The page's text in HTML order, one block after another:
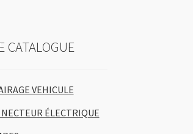
CATALOGUE
VEHICULE
ÉLECTRIQUE